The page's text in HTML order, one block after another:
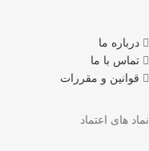
درباره ما
تماس با ما
قوانین و مقررات
نماد های اعتماد